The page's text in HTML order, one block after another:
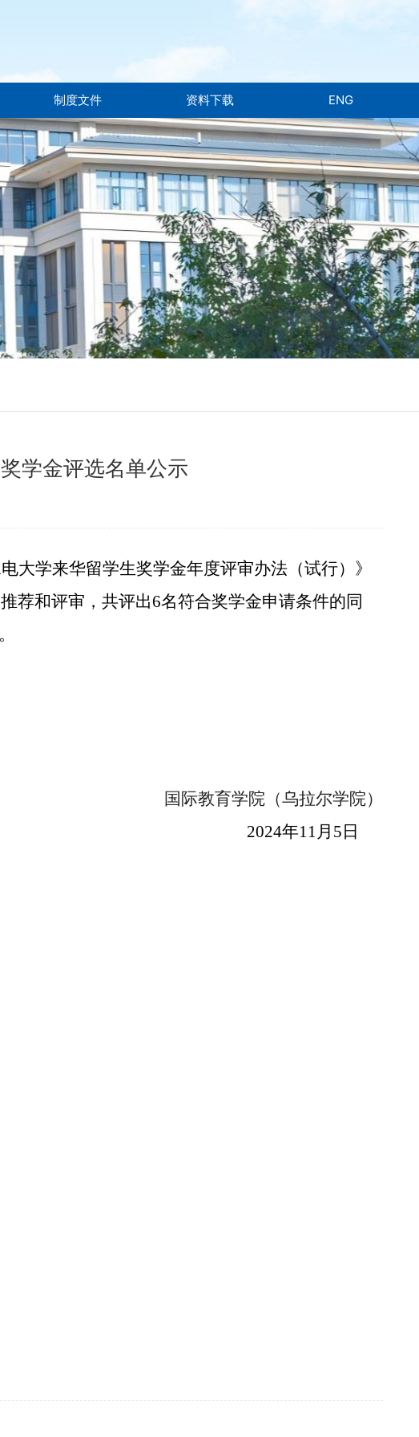
制度文件 资料下载 ENG
学金评选名单公示
大学来华留学生奖学金年度评审办法（试行）》
推荐和评审 ，共评出6名符合奖学金申请条件的同
国际教育学院（乌拉尔学院）
2024年11月5日